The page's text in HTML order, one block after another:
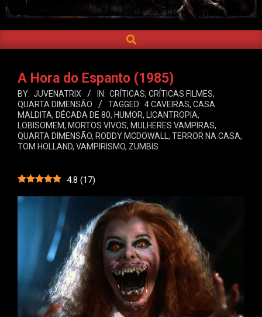
Navigation
SEARCH
A Hora do Espanto (1985)
BY: JUVENATRIX IN: CRÍTICAS, CRÍTICAS FILMES,
QUARTA DIMENSÃO
TAGGED: 4 CAVEIRAS, CASA
MALDITA, DÉCADA DE 80, HUMOR, LICANTROPIA,
LOBISOMEM, MORTOS VIVOS, MULHERES VAMPIRAS,
QUARTA DIMENSÃO, RODDY MCDOWALL, TERROR NA CASA,
TOM HOLLAND, VAMPIRISMO, ZUMBIS
4.8 (17)